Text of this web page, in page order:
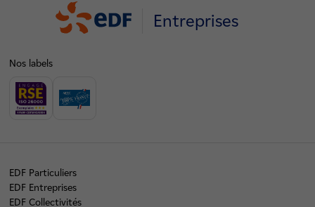
Entreprises
Nos labels
EDF Particuliers
EDF Entreprises
EDF Collectivités